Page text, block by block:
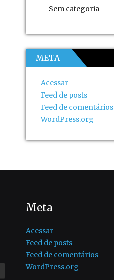
Sem categoria
META
Acessar
Feed de posts
Feed de comentários
WordPress.org
Meta
Acessar
Feed de posts
Feed de comentários
WordPress.org